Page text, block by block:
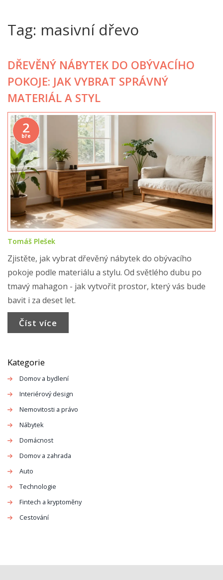
Tag: masivní dřevo
DŘEVĚNÝ NÁBYTEK DO OBÝVACÍHO
POKOJE: JAK VYBRAT SPRÁVNÝ
MATERIÁL A STYL
2
bře
Tomáš Plešek
Zjistěte, jak vybrat dřevěný nábytek do obývacího
pokoje podle materiálu a stylu. Od světlého dubu po
tmavý mahagon - jak vytvořit prostor, který vás bude
bavit i za deset let.
Číst více
Kategorie
Domov a bydlení
Interiérový design
Nemovitosti a právo
Nábytek
Domácnost
Domov a zahrada
Auto
Technologie
Fintech a kryptoměny
Cestování